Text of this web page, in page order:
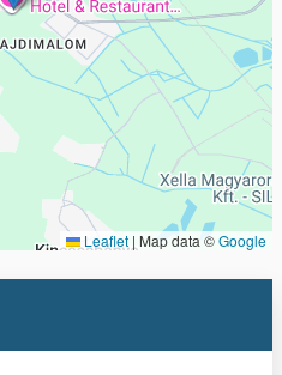
Leaflet | Map data ©Google